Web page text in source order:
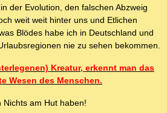
der Evolution, den falschen Abzweig
weit weit hinter uns und Etlichen
Blödes habe ich in Deutschland und
nie zu sehen bekommen.
Kreatur, erkennt man das
Wesen des Menschen.
Nichts am Hut haben!